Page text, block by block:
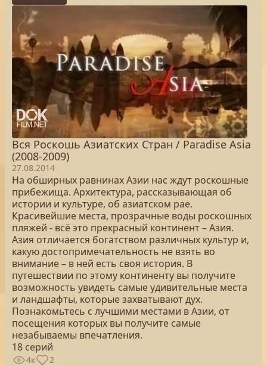
Вся Роскошь Азиатских Стран / Paradise Asia
(2008-2009)
27.08.2014
На обширных равнинах Азии нас ждут роскошные
прибежища. Архитектура, рассказывающая об
истории и культуре, об азиатском рае.
Красивейшие места, прозрачные воды роскошных
пляжей - всё это прекрасный континент – Азия.
Азия отличается богатством различных культур и,
какую достопримечательность не взять во
внимание – в ней есть своя история. В
путешествии по этому континенту вы получите
возможность увидеть самые удивительные места
и ландшафты, которые захватывают дух.
Познакомьтесь с лучшими местами в Азии, от
посещения которых вы получите самые
незабываемы впечатления.
18 серий
4к 2